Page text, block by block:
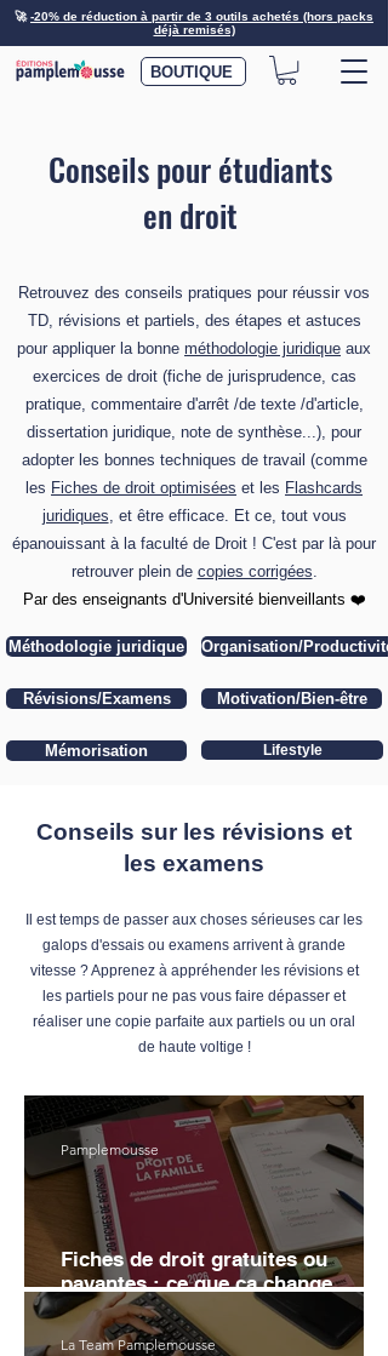
🚀-20% de réduction à partir de 3 outils achetés (hors packs
déjà remisés)
BOUTIQUE
Conseils pour étudiants
en droit
Retrouvez des conseils pratiques pour réussir vos
TD, révisions et partiels, des étapes et astuces
pour appliquer la bonne méthodologie juridique aux
exercices de droit (fiche de jurisprudence, cas
pratique, commentaire d'arrêt /de texte /d'article,
dissertation juridique, note de synthèse...), pour
adopter les bonnes techniques de travail (comme
les Fiches de droit optimisées et les Flashcards
juridiques, et être efficace. Et ce, tout vous
épanouissant à la faculté de Droit ! C'est par là pour
retrouver plein de copies corrigées.
​Par des enseignants d'Université bienveillants ❤️
Méthodologie juridique Organisation/Productivité
Révisions/Examens Motivation/Bien-être
Mémorisation Lifestyle
Conseils sur les révisions et
les examens
Il est temps de passer aux choses sérieuses car les
galops d'essais ou examens arrivent à grande
vitesse ? Apprenez à appréhender les révisions et
les partiels pour ne pas vous faire dépasser et
réaliser une copie parfaite aux partiels ou un oral
de haute voltige !
Fiches de droit gratuites ou
payantes : ce que ça change
vraiment sur ta note
Pamplemousse
La Team Pamplemousse